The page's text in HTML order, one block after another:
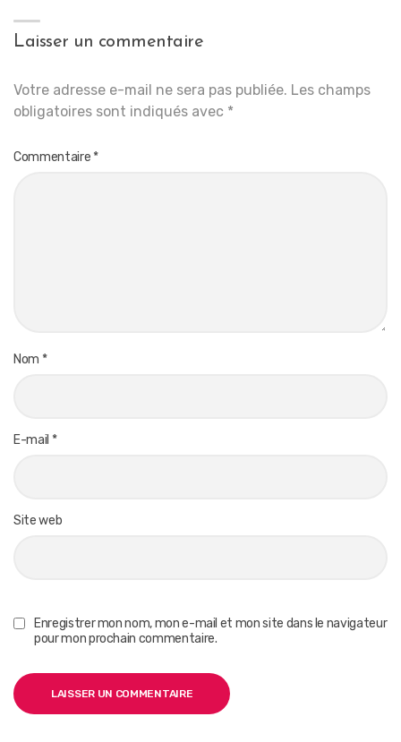
Laisser un commentaire
Votre adresse e-mail ne sera pas publiée. Les champs
obligatoires sont indiqués avec *
Commentaire *
Nom *
E-mail *
Site web
Enregistrer mon nom, mon e-mail et mon site dans le navigateur
pour mon prochain commentaire.